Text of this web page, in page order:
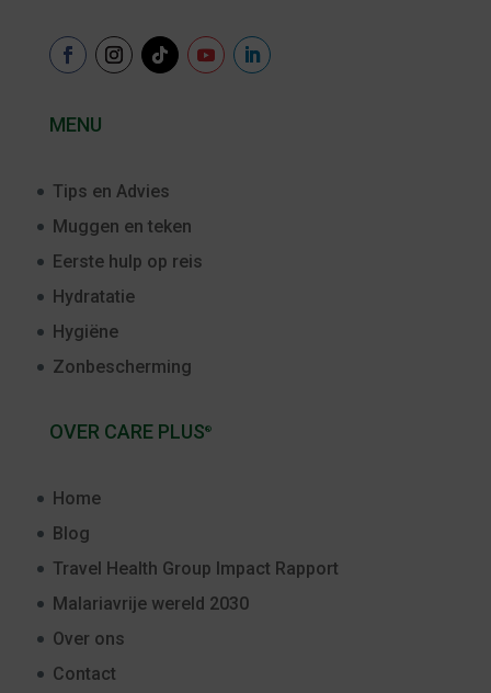
MENU
Tips en Advies
Muggen en teken
Eerste hulp op reis
Hydratatie
Hygiëne
Zonbescherming
OVER CARE PLUS®
Home
Blog
Travel Health Group Impact Rapport
Malariavrije wereld 2030
Over ons
Contact